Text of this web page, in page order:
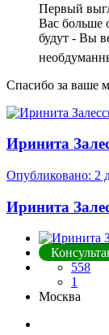
Первый
Вас больше
будут - Вы
Спасибо за ваше
Иринита
Опубликовано: 2
Иринита
558
1
Москва